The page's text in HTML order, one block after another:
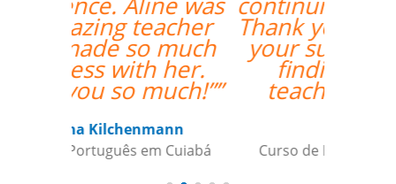
Thank you so much for
your support and for
finding the best
teacher for me. ””
Ami Alsh
Curso de Português em Belém